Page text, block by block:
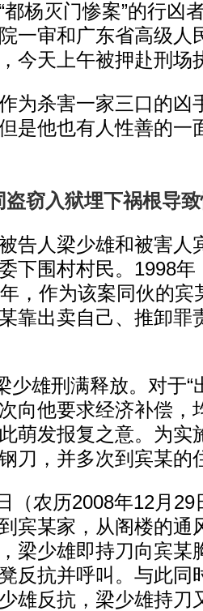
杨灭门惨案”的行凶
一审和广东省高级人
今天上午被押赴刑场
杀害一家三口的凶
是他也有人性善的一
盗窃入狱埋下祸根导
人梁少雄和被害人
下围村村民。1998
，作为该案同伙的宾
靠出卖自己、推卸罪
雄刑满释放。对于“
向他要求经济补偿，
萌发报复之意。为实
刀，并多次到宾某的
农历2008年12月29
宾某家，从阁楼的通
梁少雄即持刀向宾某
反抗并呼叫。与此同
雄反抗，梁少雄持刀